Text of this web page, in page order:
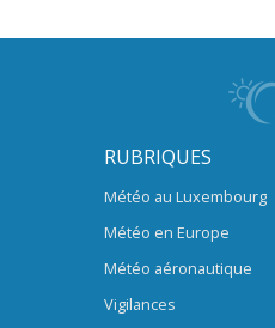
RUBRIQUES
Météo au Luxembourg
Météo en Europe
Météo aéronautique
Vigilances